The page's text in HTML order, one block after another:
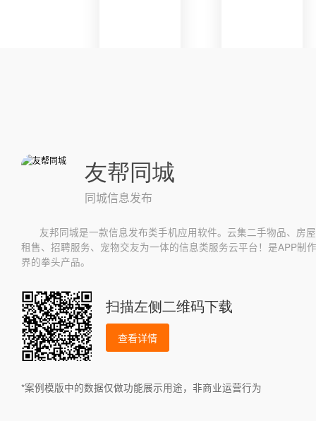
友帮同城
同城信息发布
友邦同城是一款信息发布类手机应用软件。云集二手物品、房屋
租售、招聘服务、宠物交友为一体的信息类服务云平台！是APP制作
界的拳头产品。
扫描左侧二维码下载
查看详情
*案例模版中的数据仅做功能展示用途，非商业运营行为